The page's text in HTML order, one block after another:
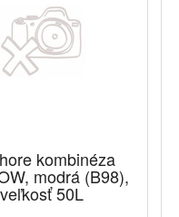
kombinéza
modrá (B98),
veľkosť 50L